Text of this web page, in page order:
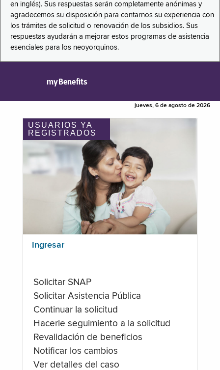
en inglés). Sus respuestas serán completamente anónimas y
agradecemos su disposición para contarnos su experiencia con
los trámites de solicitud o renovación de los subsidios. Sus
respuestas ayudarán a mejorar estos programas de asistencia
esenciales para los neoyorquinos.
myBenefits
jueves, 6 de agosto de 2026
USUARIOS YA
REGISTRADOS
Ingresar
Solicitar SNAP
Solicitar Asistencia Pública
Continuar la solicitud
Hacerle seguimiento a la solicitud
Revalidación de beneficios
Notificar los cambios
Ver detalles del caso